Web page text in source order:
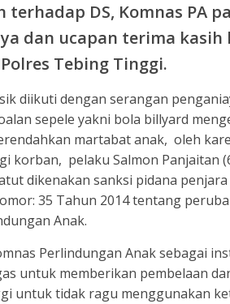
terhadap DS, Komnas PA
dan ucapan terima kasih
Tebing Tinggi.
diikuti dengan serangan
sepele yakni bola billyard
martabat anak, oleh
korban, pelaku Salmon Panjaitan
dikenakan sanksi pidana
35 Tahun 2014 tentang
Anak.
Perlindungan Anak sebagai
untuk memberikan pembelaan
untuk tidak ragu menggunakan